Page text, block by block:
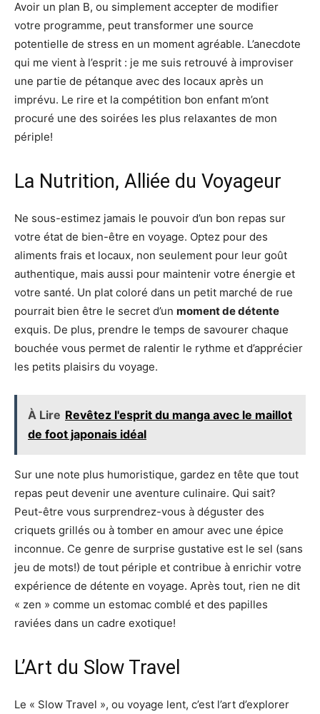
Avoir un plan B, ou simplement accepter de modifier
votre programme, peut transformer une source
potentielle de stress en un moment agréable. L’anecdote
qui me vient à l’esprit : je me suis retrouvé à improviser
une partie de pétanque avec des locaux après un
imprévu. Le rire et la compétition bon enfant m’ont
procuré une des soirées les plus relaxantes de mon
périple!
La Nutrition, Alliée du Voyageur
Ne sous-estimez jamais le pouvoir d’un bon repas sur
votre état de bien-être en voyage. Optez pour des
aliments frais et locaux, non seulement pour leur goût
authentique, mais aussi pour maintenir votre énergie et
votre santé. Un plat coloré dans un petit marché de rue
pourrait bien être le secret d’un moment de détente
exquis. De plus, prendre le temps de savourer chaque
bouchée vous permet de ralentir le rythme et d’apprécier
les petits plaisirs du voyage.
À Lire Revêtez l'esprit du manga avec le maillot
de foot japonais idéal
Sur une note plus humoristique, gardez en tête que tout
repas peut devenir une aventure culinaire. Qui sait?
Peut-être vous surprendrez-vous à déguster des
criquets grillés ou à tomber en amour avec une épice
inconnue. Ce genre de surprise gustative est le sel (sans
jeu de mots!) de tout périple et contribue à enrichir votre
expérience de détente en voyage. Après tout, rien ne dit
« zen » comme un estomac comblé et des papilles
raviées dans un cadre exotique!
L’Art du Slow Travel
Le « Slow Travel », ou voyage lent, c’est l’art d’explorer